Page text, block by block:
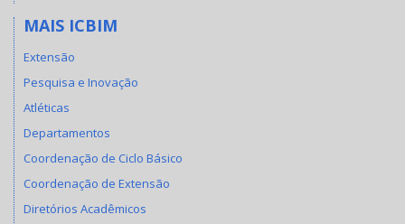
MAIS ICBIM
Extensão
Pesquisa e Inovação
Atléticas
Departamentos
Coordenação de Ciclo Básico
Coordenação de Extensão
Diretórios Acadêmicos